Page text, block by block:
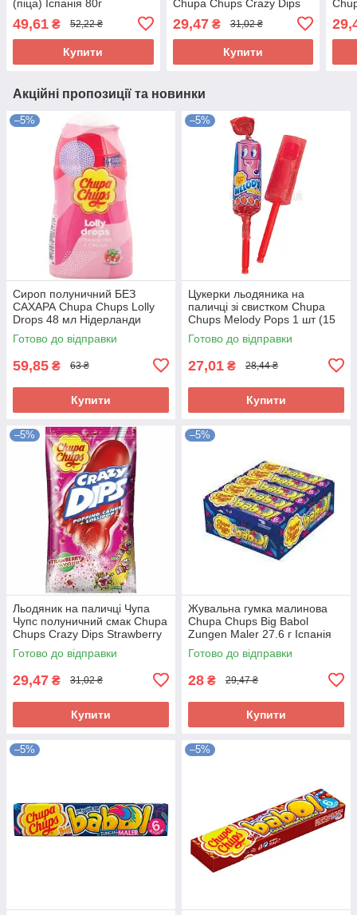
(піца) Іспанія 80г
49,61 ₴ 52,22 ₴
Купити
Chupa Chups Crazy Dips
Іспанія
29,47₴ 31,02 ₴
Купити
Акційні пропозиції та новинки
–5%
Сироп полуничний БЕЗ
САХАРА Chupa Chups Lolly
Drops 48 мл Нідерланди
Готово до відправки
59,85 ₴ 63 ₴
Купити
–5%
Цукерки льодяника на
паличці зі свистком Chupa
Chups Melody Pops 1 шт (15
г) Іспанія
Готово до відправки
27,01 ₴ 28,44 ₴
Купити
–5%
Льодяник на паличці Чупа
Чупс полуничний смак Chupa
Chups Crazy Dips Strawberry
1 шт (14 г) Іспанія
Готово до відправки
29,47 ₴ 31,02 ₴
Купити
–5%
Жувальна гумка малинова
Chupa Chups Big Babol
Zungen Maler 27.6 г Іспанія
Готово до відправки
28 ₴ 29,47 ₴
Купити
–5% –5%